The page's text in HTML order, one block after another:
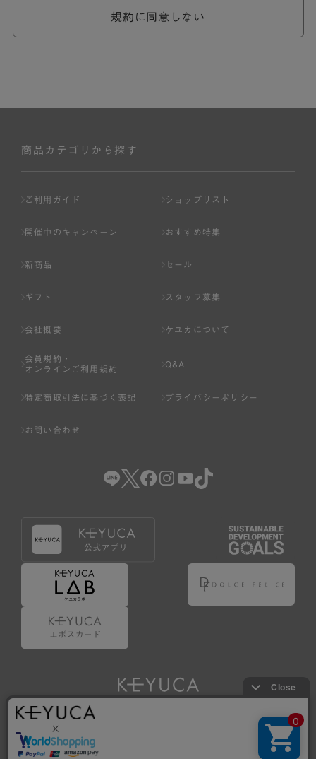
めが優先されるものとします。
ません。
ページへの入力、または弊社が別途指定する方法に従って
基づき判断した場合は、弊社は、その登録を取り消すこと
のいずれかの事由に該当する場合は、その登録を拒否し、
または事前に通知することなく一旦なされた登録を取り消
いる場合。
（5） その他、本規約または個別規定に違反した場合。
4.会員登録が取り消された場合においても、当該会員は、
弊社とのお取引等により既に発生した支払義務等の取引上
の義務および本規約上の義務の履行責任を免れないものと
します。
5.仮登録とは、ケユカが提供するアプリ等でサービスを利
用するための簡易的な会員登録（以下「仮登録」といいま
6.仮登録をすることで、第9条のポイント付与を受けるこ
とができます。
7.仮登録状態はポイントの利用は行えず、第3条1項の通り
に登録完了することでポイント利用が行えるようになりま
す。
規約に同意しない
商品カテゴリから探す
ご利用ガイド ショップリスト
開催中のキャンペーン おすすめ特集
新商品 セール
ギフト スタッフ募集
会社概要 ケユカについて
会員規約・
オンラインご利用規約
Q&A
特定商取引法に基づく表記 プライバシーポリシー
お問い合わせ
Copyright © KAWAJUN Co., Ltd. All Rights Reserved.